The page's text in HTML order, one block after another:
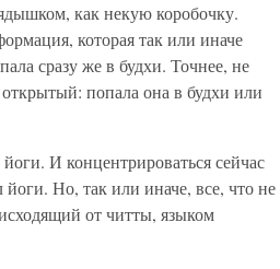
как некую коробочку.
которая так или иначе
сразу же в будхи. Точнее, не
попала она в будхи или
И концентрироваться сейчас
йоги. Но, так или иначе, все, что не
от читты, языком